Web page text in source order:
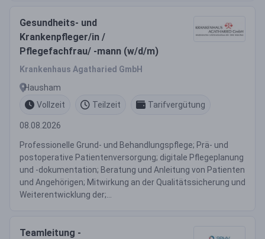
Gesundheits- und
Krankenpfleger/in /
Pflegefachfrau/ -mann (w/d/m)
Krankenhaus Agatharied GmbH
Hausham
Vollzeit
Teilzeit Tarifvergütung
08.08.2026
Professionelle Grund- und Behandlungspflege; Prä- und
postoperative Patientenversorgung; digitale Pflegeplanung
und -dokumentation; Beratung und Anleitung von Patienten
und Angehörigen; Mitwirkung an der Qualitätssicherung und
Weiterentwicklung der;...
Teamleitung -